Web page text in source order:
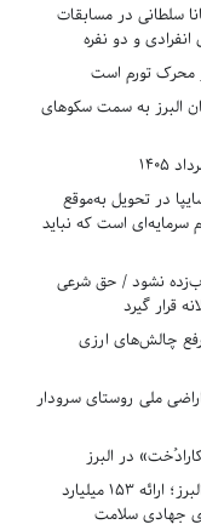
سلطانی در مسابقات
و دو نفره
محرک تورم است
البرز به سمت سکوهای
در تحویل به‌موقع
است که نباید
نشود / حق شرعی
قرار گیرد
چالش‌های ارزی
از اراضی ملی روستای سرودار
در البرز
رکوردزنی در عدالت درمانی البرز؛ ارائه ۱۵۳ میلیارد